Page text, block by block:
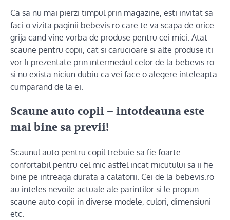
Ca sa nu mai pierzi timpul prin magazine, esti invitat sa
faci o vizita paginii bebevis.ro care te va scapa de orice
grija cand vine vorba de produse pentru cei mici. Atat
scaune pentru copii, cat si carucioare si alte produse iti
vor fi prezentate prin intermediul celor de la bebevis.ro
si nu exista niciun dubiu ca vei face o alegere inteleapta
cumparand de la ei.
Scaune auto copii – intotdeauna este
mai bine sa previi!
Scaunul auto pentru copil trebuie sa fie foarte
confortabil pentru cel mic astfel incat micutului sa ii fie
bine pe intreaga durata a calatorii. Cei de la bebevis.ro
au inteles nevoile actuale ale parintilor si le propun
scaune auto copii in diverse modele, culori, dimensiuni
etc.